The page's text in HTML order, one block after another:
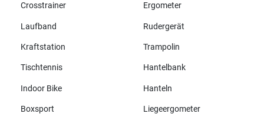
Crosstrainer
Ergometer
Laufband Rudergerät
Kraftstation Trampolin
Tischtennis Hantelbank
Indoor Bike Hanteln
Boxsport Liegeergometer